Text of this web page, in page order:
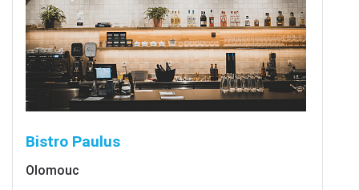
Bistro Paulus
Olomouc